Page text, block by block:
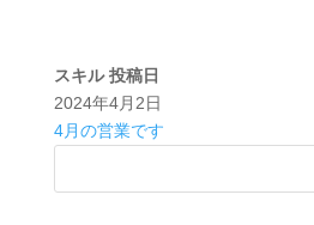
スキル 投稿日
2024年4月2日
4月の営業です